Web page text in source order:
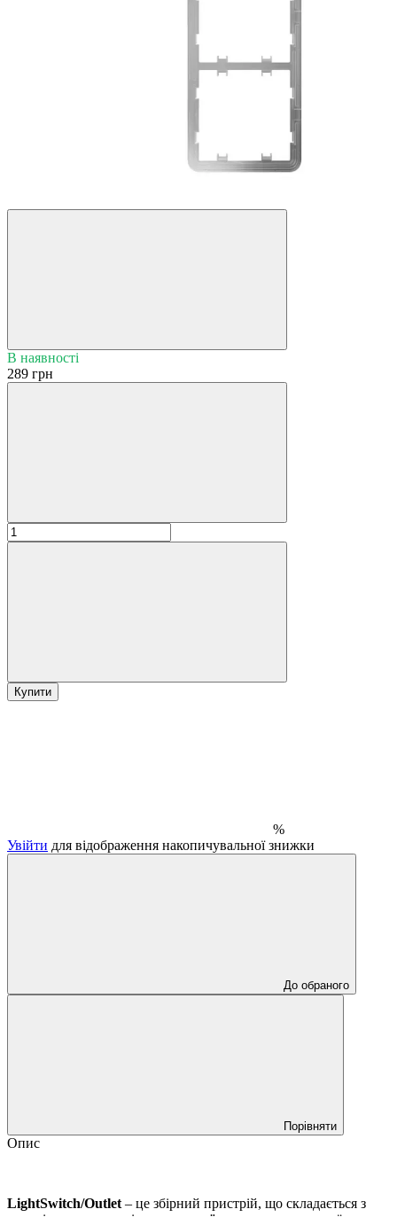
В наявності
289 грн
Купити
%
Увійти для відображення накопичувальної знижки
До обраного
Порівняти
Опис
LightSwitch/Outlet – це збірний пристрій, що складається з